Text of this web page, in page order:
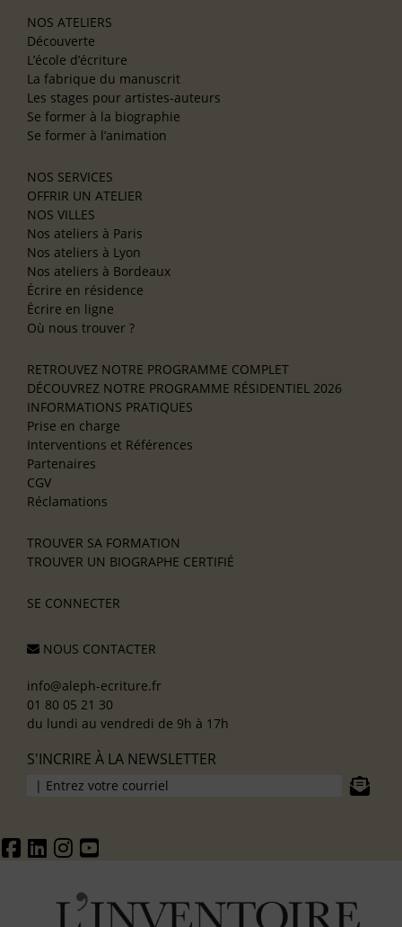
NOS ATELIERS
Découverte
L’école d’écriture
La fabrique du manuscrit
Les stages pour artistes-auteurs
Se former à la biographie
Se former à l’animation
NOS SERVICES
OFFRIR UN ATELIER
NOS VILLES
Nos ateliers à Paris
Nos ateliers à Lyon
Nos ateliers à Bordeaux
Écrire en résidence
Écrire en ligne
Où nous trouver ?
RETROUVEZ NOTRE PROGRAMME COMPLET
DÉCOUVREZ NOTRE PROGRAMME RÉSIDENTIEL 2026
INFORMATIONS PRATIQUES
Prise en charge
Interventions et Références
Partenaires
CGV
Réclamations
TROUVER SA FORMATION
TROUVER UN BIOGRAPHE CERTIFIÉ
SE CONNECTER
NOUS CONTACTER
info@aleph-ecriture.fr
01 80 05 21 30
du lundi au vendredi de 9h à 17h
S'INCRIRE À LA NEWSLETTER